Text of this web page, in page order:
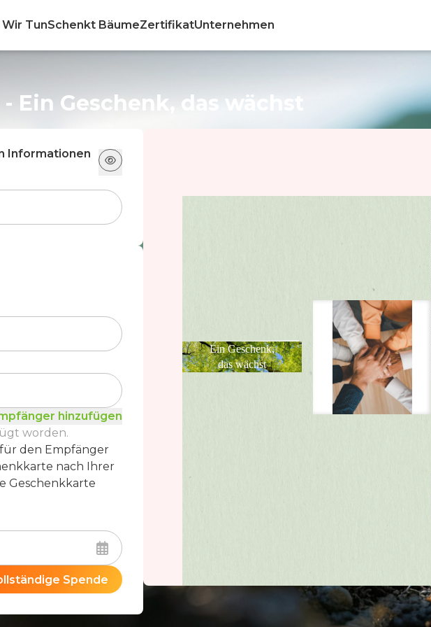
Wir TunSchenkt BäumeZertifikatUnternehmen
Ein Geschenk, das wächst
Informationen
hinzufügen
worden.
für den Empfänger
nach Ihrer
Geschenkkarte
Spende
Ein Geschenk,
das wächst